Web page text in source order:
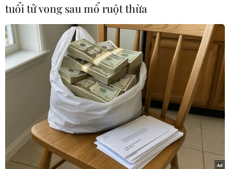
gia.Ngoài ra, hội chợ cũng là cơ hội để Việt Nam
giới thiệu môi trường kinh doanh vàđầu tư, thu
hút đầu tư nước ngoài vào Việt Nam.
Trước đó, ngày 17/12, Bộ Công Thương Việt Nam
phối hợp với Bộ Thương mại,Công nghiệp và
Dệt may Ấn Độ, Liên đoàn Các tổ chức xuất
khẩu Ấn Độ và các đốitác khác tổ chức chương
trình giao thương doanh nghiệp Việt Nam -Ấn
Độ tại thànhphố Kolkata, bang Tây Bengal.
AIBF là sáng kiến do Thủ tướng Ấn Độ
tuổi tử vong sau mổ ruột thừa